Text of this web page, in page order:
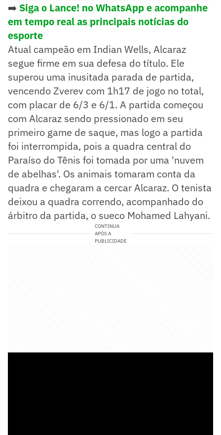
➡️ Siga o Lance! no WhatsApp e acompanhe
em tempo real as principais notícias do
esporte
Atual campeão em Indian Wells, Alcaraz
segue firme em sua defesa do título. Ele
superou uma inusitada parada de partida,
vencendo Zverev com 1h17 de jogo no total,
com placar de 6/3 e 6/1. A partida começou
com Alcaraz sendo pressionado em seu
primeiro game de saque, mas logo a partida
foi interrompida, pois a quadra central do
Paraíso do Tênis foi tomada por uma 'nuvem
de abelhas'. Os animais tomaram conta da
quadra e chegaram a cercar Alcaraz. O tenista
deixou a quadra correndo, acompanhado do
árbitro da partida, o sueco Mohamed Lahyani.
CONTINUA
APÓS A
PUBLICIDADE